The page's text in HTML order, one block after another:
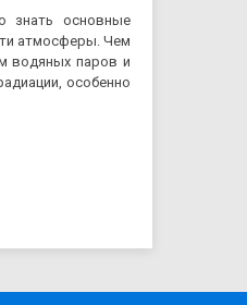
знать основные
атмосферы. Чем
водяных паров и
особенно